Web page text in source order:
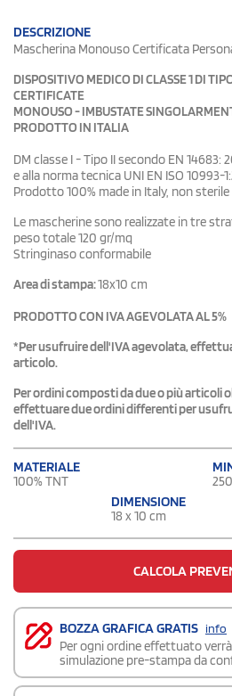
DESCRIZIONE
Mascherina Monouso Certificata
DISPOSITIVO MEDICO DI CLASSE 1 DI
CERTIFICATE
MONOUSO - IMBUSTATE
PRODOTTO IN ITALIA
DM classe I - Tipo II secondo EN 14683:
e alla norma tecnica UNI EN ISO 10993-
Prodotto 100% made in Italy, non sterile
Le mascherine sono realizzate in tre
peso totale 120 gr/mq
Stringinaso conformabile
Area di stampa:18x10 cm
PRODOTTO CON IVA AGEVOLATA AL 5%
*Per usufruire dell'IVA agevolata,
articolo.
Per ordini composti da due o più
effettuare due ordini differenti per
dell'IVA.
MATERIALE
100% TNT
DIMENSIONE
18 x 10 cm
CALCOLA
BOZZA GRAFICA GRATIS info
Per ogni ordine effettuato
simulazione pre-stampa da